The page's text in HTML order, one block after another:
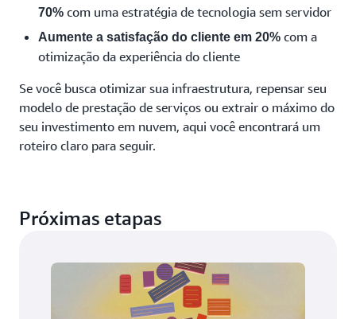
70% com uma estratégia de tecnologia sem servidor
Aumente a satisfação do cliente em 20% com a
otimização da experiência do cliente
Se você busca otimizar sua infraestrutura, repensar seu
modelo de prestação de serviços ou extrair o máximo do
seu investimento em nuvem, aqui você encontrará um
roteiro claro para seguir.
Próximas etapas